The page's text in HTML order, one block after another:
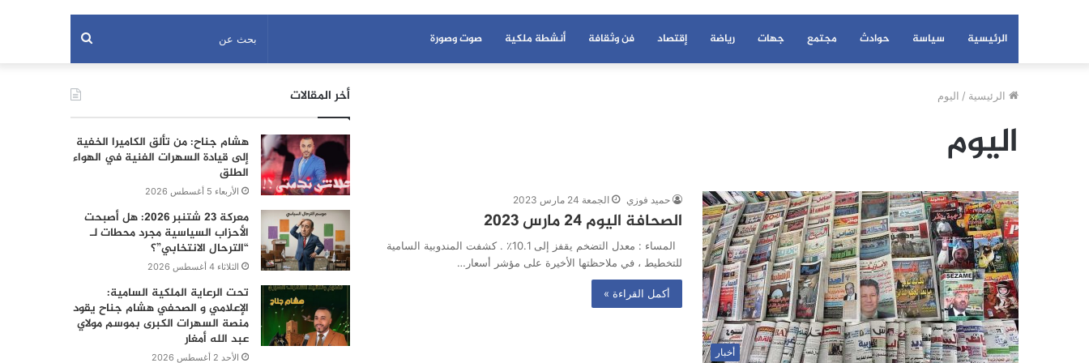
الرئيسية سياسة حوادث مجتمع جهات رياضة إقتصاد فن وثقافة أنشطة ملكية صوت وصورة بحث
عن
الرئيسية / اليوم
اليوم
أخبار
حميد فوزي الجمعة 24 مارس 2023
الصحافة اليوم 24 مارس 2023
المساء : معدل التضخم يقفز إلى 10.1٪ . كشفت المندوبية السامية
للتخطيط ، في ملاحظتها الأخيرة على مؤشر أسعار…
أكمل القراءة »
أخر المقالات
هشام جناح: من تألق الكاميرا الخفية
إلى قيادة السهرات الفنية في الهواء
الطلق
الأربعاء 5 أغسطس 2026
معركة 23 شتنبر 2026: هل أصبحت
الأحزاب السياسية مجرد محطات لـ
“الترحال الانتخابي”؟
الثلاثاء 4 أغسطس 2026
تحت الرعاية الملكية السامية:
الإعلامي و الصحفي هشام جناح يقود
منصة السهرات الكبرى بموسم مولاي
عبد الله أمغار
الأحد 2 أغسطس 2026